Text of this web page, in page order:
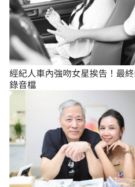
經紀人車內強吻女星挨告！最
錄音檔